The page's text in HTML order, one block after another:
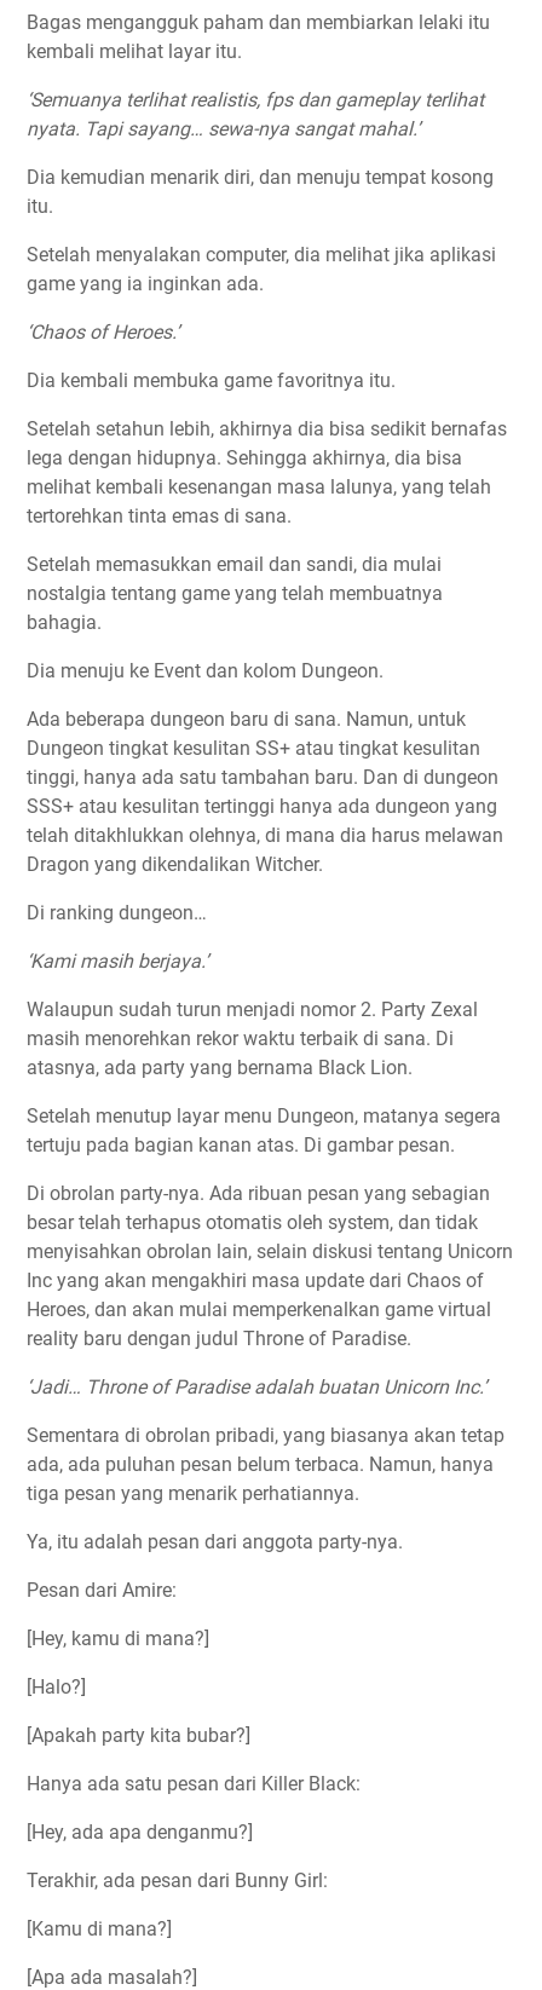
Bagas mengangguk paham dan membiarkan lelaki itu
kembali melihat layar itu.
‘Semuanya terlihat realistis, fps dan gameplay terlihat
nyata. Tapi sayang… sewa-nya sangat mahal.’
Dia kemudian menarik diri, dan menuju tempat kosong
itu.
Setelah menyalakan computer, dia melihat jika aplikasi
game yang ia inginkan ada.
Chaos of Heroes.’
Dia kembali membuka game favoritnya itu.
Setelah setahun lebih, akhirnya dia bisa sedikit bernafas
lega dengan hidupnya. Sehingga akhirnya, dia bisa
melihat kembali kesenangan masa lalunya, yang telah
tertorehkan tinta emas di sana.
Setelah memasukkan email dan sandi, dia mulai
nostalgia tentang game yang telah membuatnya
bahagia.
Dia menuju ke Event dan kolom Dungeon.
Ada beberapa dungeon baru di sana. Namun, untuk
Dungeon tingkat kesulitan SS+ atau tingkat kesulitan
tinggi, hanya ada satu tambahan baru. Dan di dungeon
SSS+ atau kesulitan tertinggi hanya ada dungeon yang
telah ditakhlukkan olehnya, di mana dia harus melawan
Dragon yang dikendalikan Witcher.
Di ranking dungeon…
‘Kami masih berjaya.’
Walaupun sudah turun menjadi nomor 2. Party Zexal
masih menorehkan rekor waktu terbaik di sana. Di
atasnya, ada party yang bernama Black Lion.
Setelah menutup layar menu Dungeon, matanya segera
tertuju pada bagian kanan atas. Di gambar pesan.
Di obrolan party-nya. Ada ribuan pesan yang sebagian
besar telah terhapus otomatis oleh system, dan tidak
menyisahkan obrolan lain, selain diskusi tentang Unicorn
Inc yang akan mengakhiri masa update dari Chaos of
Heroes, dan akan mulai memperkenalkan game virtual
reality baru dengan judul Throne of Paradise.
‘Jadi… Throne of Paradise adalah buatan Unicorn Inc.’
Sementara di obrolan pribadi, yang biasanya akan tetap
ada, ada puluhan pesan belum terbaca. Namun, hanya
tiga pesan yang menarik perhatiannya.
Ya, itu adalah pesan dari anggota party-nya.
Pesan dari Amire:
[Hey, kamu di mana?]
[Halo?]
[Apakah party kita bubar?]
Hanya ada satu pesan dari Killer Black:
[Hey, ada apa denganmu?]
Terakhir, ada pesan dari Bunny Girl:
[Kamu di mana?]
[Apa ada masalah?]